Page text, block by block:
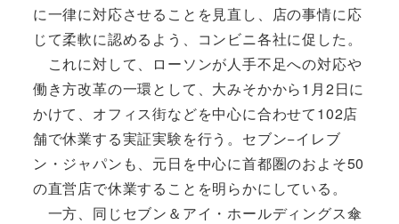
に一律に対応させることを見直し、店の事情に応
じて柔軟に認めるよう、コンビニ各社に促した。
これに対して、ローソンが人手不足への対応や
働き方改革の一環として、大みそかから1月2日に
かけて、オフィス街などを中心に合わせて102店
舗で休業する実証実験を行う。セブン−イレブ
ン・ジャパンも、元日を中心に首都圏のおよそ50
の直営店で休業することを明らかにしている。
一方、同じセブン＆アイ・ホールディングス傘